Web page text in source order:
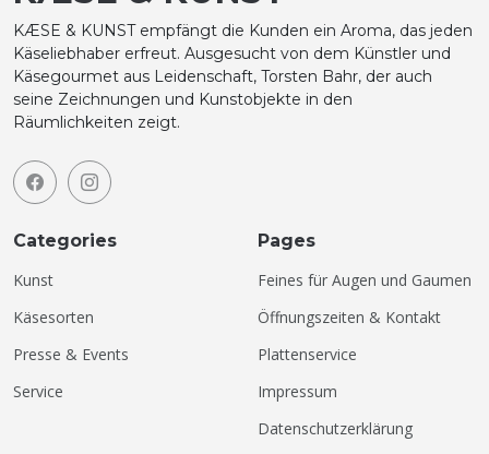
KÆSE & KUNST empfängt die Kunden ein Aroma, das jeden
Käseliebhaber erfreut. Ausgesucht von dem Künstler und
Käsegourmet aus Leidenschaft, Torsten Bahr, der auch
seine Zeichnungen und Kunstobjekte in den
Räumlichkeiten zeigt.
Categories
Kunst
Käsesorten
Presse & Events
Service
Pages
Feines für Augen und Gaumen
Öffnungszeiten & Kontakt
Plattenservice
Impressum
Datenschutzerklärung